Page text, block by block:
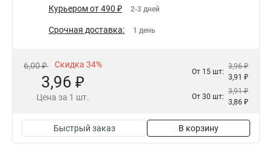
Курьером от 490 ₽ 2-3 дней
Срочная доставка: 1 день
6,00 ₽ Скидка 34%
3,96 ₽
Цена за 1 шт.
От 15 шт:
3,96 ₽
3,91 ₽
От 30 шт:
3,91 ₽
3,86 ₽
Быстрый заказ В корзину